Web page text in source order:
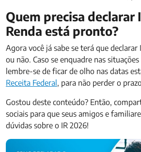
Quem precisa declarar
Renda está pronto?
Agora você já sabe se terá que
ou não. Caso se enquadre nas
lembre-se de ficar de olho nas datas
Receita Federal, para não perder o
Gostou deste conteúdo? Então,
sociais para que seus amigos e
dúvidas sobre o IR 2026!